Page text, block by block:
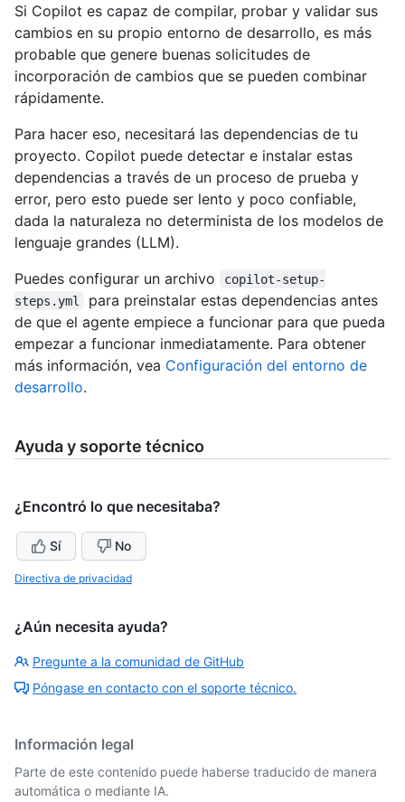
Si Copilot es capaz de compilar, probar y validar sus
cambios en su propio entorno de desarrollo, es más
probable que genere buenas solicitudes de
incorporación de cambios que se pueden combinar
rápidamente.
Para hacer eso, necesitará las dependencias de tu
proyecto. Copilot puede detectar e instalar estas
dependencias a través de un proceso de prueba y
error, pero esto puede ser lento y poco confiable,
dada la naturaleza no determinista de los modelos de
lenguaje grandes (LLM).
Puedes configurar un archivo
copilot-setup-
steps.yml
para preinstalar estas dependencias antes
de que el agente empiece a funcionar para que pueda
empezar a funcionar inmediatamente. Para obtener
más información, vea Configuración del entorno de
desarrollo.
Ayuda y soporte técnico
¿Encontró lo que necesitaba?
Sí No
Directiva de privacidad
¿Aún necesita ayuda?
Pregunte a la comunidad de GitHub
Póngase en contacto con el soporte técnico.
Información legal
Parte de este contenido puede haberse traducido de manera
automática o mediante IA.